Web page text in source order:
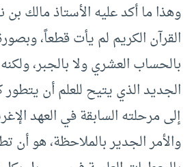
وهذا ما أكد عليه الأستاذ مالك بن
القرآن الكريم لم يأت قطعاً،
بالحساب العشري ولا بالجبر،
الجديد الذي يتيح للعلم أن يتطور
إلى مرحلته السابقة في العهد
والأمر الجدير بالملاحظة، هو أن